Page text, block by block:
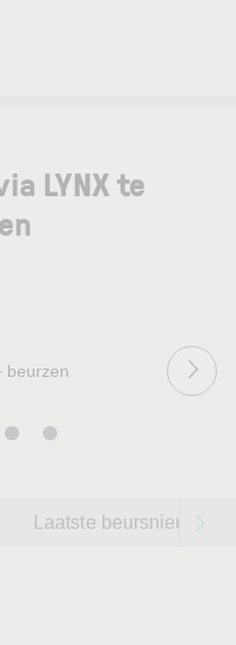
LYNX te
beurzen
Laatste beursnieuws